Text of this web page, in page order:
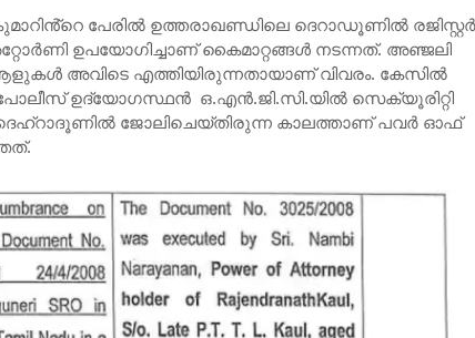
പേരില്‍ ഉത്തരാഖണ്ഡിലെ ദെറാഡൂണിൽ രജിസ്റ്റര്‍
ഉപയോഗിച്ചാണ് കൈമാറ്റങ്ങള്‍ നടന്നത്. അഞ്ജലി
ആളുകള്‍ അവിടെ എത്തിയിരുന്നതായാണ് വിവരം. കേസില്‍
ഉദ്യോഗസ്ഥന്‍ ഒ.എന്‍.ജി.സി.യില്‍ സെക്യൂരിറ്റി
ജോലിചെയ്തിരുന്ന കാലത്താണ് പവര്‍ ഓഫ്